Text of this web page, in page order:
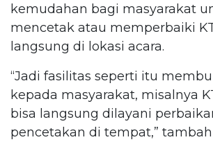
kemudahan bagi masyarakat
mencetak atau memperbaiki
langsung di lokasi acara.
“Jadi fasilitas seperti itu
kepada masyarakat, misalnya
bisa langsung dilayani
pencetakan di tempat,”